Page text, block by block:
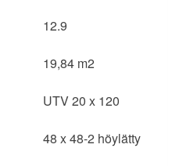
12.9
19,84 m2
UTV 20 x 120
48 x 48-2 höylätty